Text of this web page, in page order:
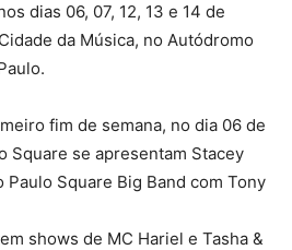
dias 06, 07, 12, 13 e 14 de
da Música, no Autódromo
fim de semana, no dia 06 de
Square se apresentam Stacey
Paulo Square Big Band com Tony
shows de MC Hariel e Tasha &